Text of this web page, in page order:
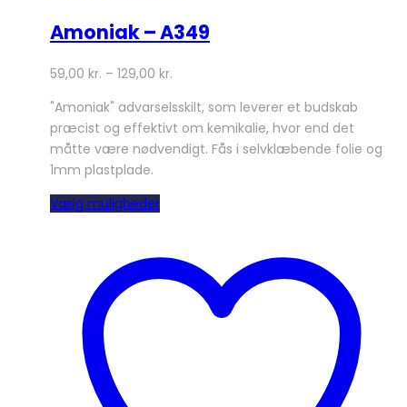
Amoniak – A349
59,00 kr. – 129,00 kr.
"Amoniak" advarselsskilt, som leverer et budskab
præcist og effektivt om kemikalie, hvor end det
måtte være nødvendigt. Fås i selvklæbende folie og
1mm plastplade.
Vælg mulighederDette
flere
varianter.
Mulighederne